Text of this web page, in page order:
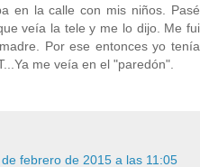
en la calle con mis niños. Pasé
veía la tele y me lo dijo. Me fui
Por ese entonces yo tenía
me veía en el "paredón".
de febrero de 2015 a las 11:05